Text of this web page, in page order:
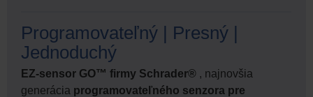
Programovateľný | Presný |
Jednoduchý
EZ-sensor GO™ firmy Schrader® , najnovšia
generácia programovateľného senzora pre